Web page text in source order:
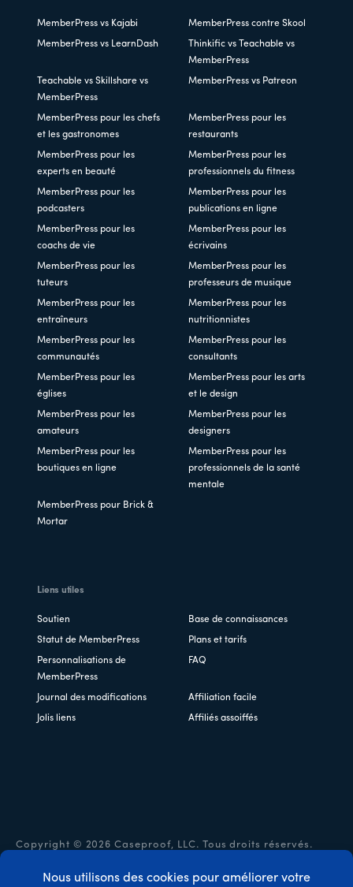
MemberPress vs Kajabi MemberPress contre Skool
MemberPress vs LearnDash
Thinkific vs Teachable vs
MemberPress
Teachable vs Skillshare vs
MemberPress
MemberPress vs Patreon
MemberPress pour les chefs
et les gastronomes
MemberPress pour les
restaurants
MemberPress pour les
experts en beauté
MemberPress pour les
professionnels du fitness
MemberPress pour les
podcasters
MemberPress pour les
publications en ligne
MemberPress pour les
coachs de vie
MemberPress pour les
écrivains
MemberPress pour les
tuteurs
MemberPress pour les
professeurs de musique
MemberPress pour les
entraîneurs
MemberPress pour les
nutritionnistes
MemberPress pour les
communautés
MemberPress pour les
consultants
MemberPress pour les
églises
MemberPress pour les arts
et le design
MemberPress pour les
amateurs
MemberPress pour les
designers
MemberPress pour les
boutiques en ligne
MemberPress pour les
professionnels de la santé
mentale
MemberPress pour Brick &
Mortar
Liens utiles
Soutien Base de connaissances
Statut de MemberPress Plans et tarifs
Personnalisations de
MemberPress
FAQ
Journal des modifications Affiliation facile
Jolis liens Affiliés assoiffés
Copyright © 2026 Caseproof, LLC. Tous droits réservés.
Politique de confidentialité / Remboursements
Conditions